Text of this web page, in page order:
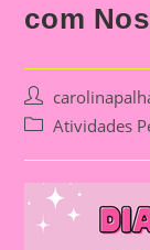
com
Post
author:
PostAtividades